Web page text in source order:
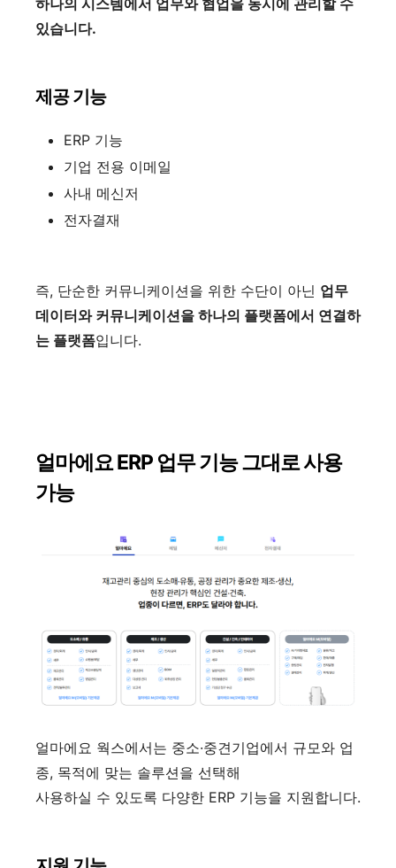
있습니다.
제공 기능
ERP 기능
기업 전용 이메일
사내 메신저
전자결재
즉, 단순한 커뮤니케이션을 위한 수단이 아닌 업무
데이터와 커뮤니케이션을 하나의 플랫폼에서 연결하
는 플랫폼입니다.
얼마에요 ERP 업무 기능 그대로 사용
가능
얼마에요 웍스에서는 중소·중견기업에서 규모와 업
종, 목적에 맞는 솔루션을 선택해
사용하실 수 있도록 다양한 ERP 기능을 지원합니다.